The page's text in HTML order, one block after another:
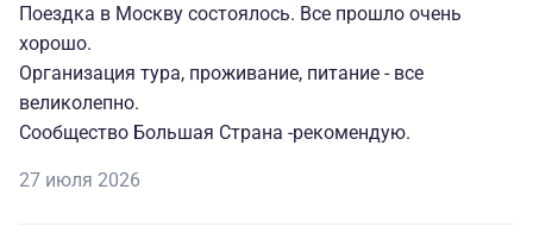
Поездка в Москву состоялось. Все прошло очень
хорошо.
Организация тура, проживание, питание - все
великолепно.
Сообщество Большая Страна -рекомендую.
27 июля 2026